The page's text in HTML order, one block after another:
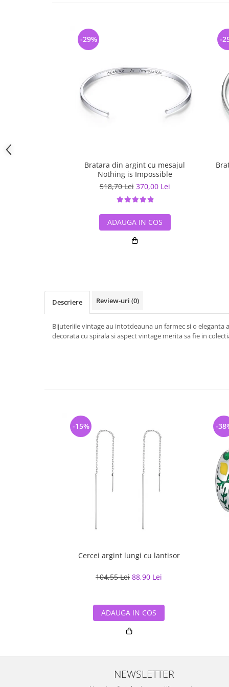
Bratara din argint cu mesajul
Nothing is Impossible
518,70 Lei 370,00 Lei
-29%
ADAUGA IN COS
-
Descriere Review-uri (0)
Bijuteriile vintage au intotdeauna un farmec si o eleganta
decorata cu spirala si aspect vintage merita sa fie in
Cercei argint lungi cu lantisor
104,55 Lei 88,90 Lei
-15%
ADAUGA IN COS
-
NEWSLETTER